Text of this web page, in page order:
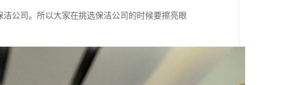
公司。所以大家在挑选保洁公司的时候要擦亮眼